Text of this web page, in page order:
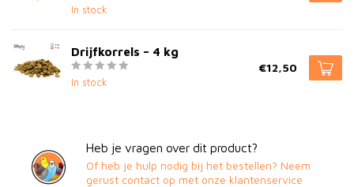
In stock
Drijfkorrels – 4 kg
In stock
€12,50
Heb je vragen over dit product?
Of heb je hulp nodig bij het bestellen? Neem
gerust contact op met onze klantenservice